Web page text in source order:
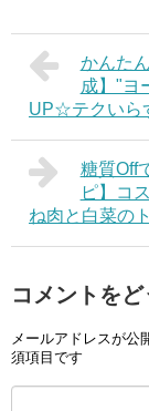
かんた
成】"ヨ
UP☆テクいら
糖質Off
ピ】コ
ね肉と白菜の
コメントを
メールアドレスが公
須項目です